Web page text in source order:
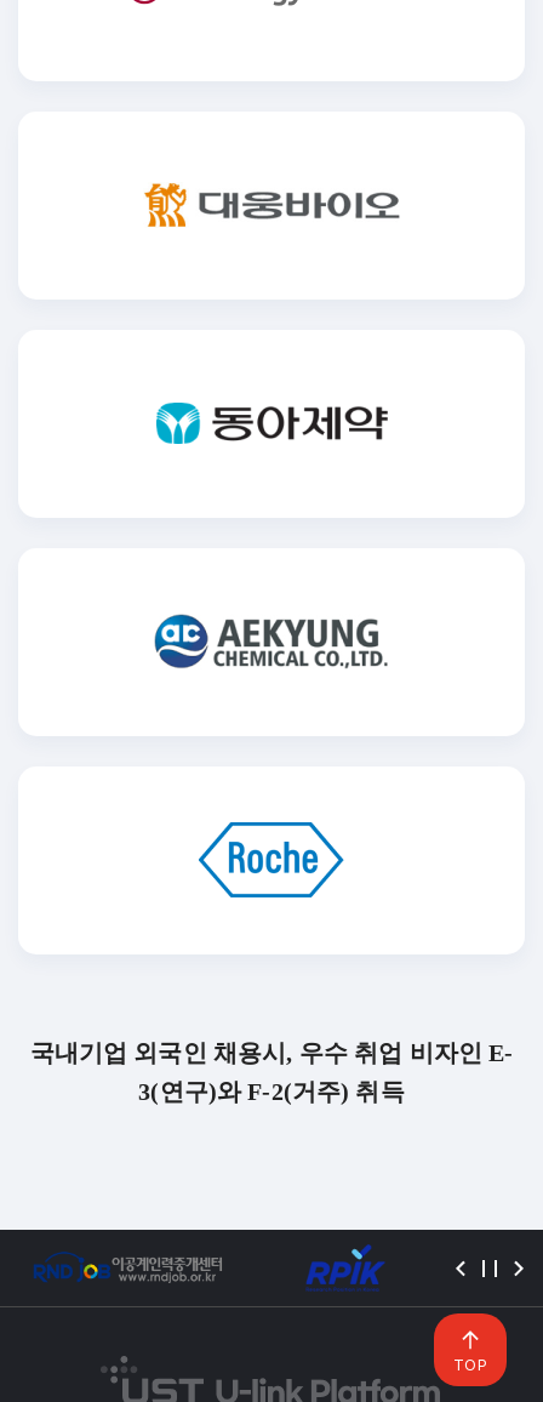
국내기업 외국인 채용시, 우수 취업 비자인 E-
3(연구)와 F-2(거주) 취득
TOP